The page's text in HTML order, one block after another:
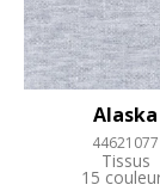
Alaska
44621077
Tissus
15